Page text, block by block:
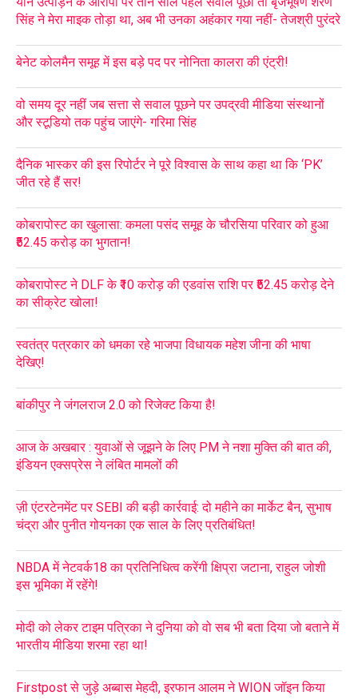
सिंह ने मेरा माइक तोड़ा था, अब भी उनका अहंकार गया नहीं- तेजश्री पुरंदरे
बेनेट कोलमैन समूह में इस बड़े पद पर नोनिता कालरा की एंट्री!
वो समय दूर नहीं जब सत्ता से सवाल पूछने पर उपद्रवी मीडिया संस्थानों
और स्टूडियो तक पहुंच जाएंगे- गरिमा सिंह
दैनिक भास्कर की इस रिपोर्टर ने पूरे विश्वास के साथ कहा था कि ‘PK’
जीत रहे हैं सर!
कोबरापोस्ट का खुलासा: कमला पसंद समूह के चौरसिया परिवार को हुआ
₹52.45 करोड़ का भुगतान!
कोबरापोस्ट ने DLF के ₹10 करोड़ की एडवांस राशि पर ₹52.45 करोड़ देने
का सीक्रेट खोला!
स्वतंत्र पत्रकार को धमका रहे भाजपा विधायक महेश जीना की भाषा
देखिए!
बांकीपुर ने जंगलराज 2.0 को रिजेक्ट किया है!
आज के अखबार : युवाओं से जूझने के लिए PM ने नशा मुक्ति की बात की,
इंडियन एक्सप्रेस ने लंबित मामलों की
ज़ी एंटरटेनमेंट पर SEBI की बड़ी कार्रवाई: दो महीने का मार्केट बैन, सुभाष
चंद्रा और पुनीत गोयनका एक साल के लिए प्रतिबंधित!
NBDA में नेटवर्क18 का प्रतिनिधित्व करेंगी क्षिप्रा जटाना, राहुल जोशी
इस भूमिका में रहेंगे!
मोदी को लेकर टाइम पत्रिका ने दुनिया को वो सब भी बता दिया जो बताने में
भारतीय मीडिया शरमा रहा था!
Firstpost से जुड़े अब्बास मेहदी, इरफान आलम ने WION जॉइन किया